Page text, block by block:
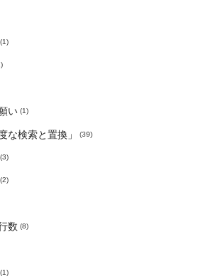
(1)
い (1)
な検索と置換」 (39)
(3)
(2)
数 (8)
(1)